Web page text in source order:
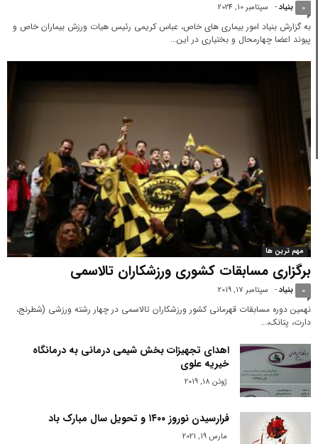
بنیاد - سپتامبر 10, 2024 0
به گزارش بنیاد امور بیماری های خاص، عباس کریمی رئیس هیات ورزش بیماران خاص و
پیوند اعضا چهارمحال‌ و بختیاری در این...
مهم ترین ها
برگزاری مسابقات کشوری ورزشکاران تالاسمی
بنیاد - سپتامبر 17, 2019 0
نهمین دوره مسابقات قهرمانی کشور ورزشکاران تالاسمی در چهار رشته ورزشی (شطرنج،
دارت، پتانک،...
اهدای تجهیزات بخش شیمی درمانی به درمانگاه
خیریه علوی
ژوئن 18, 2019
فرارسیدن نوروز ۱۴۰۰ و تحویل سال مبارک باد
مارس 19, 2021